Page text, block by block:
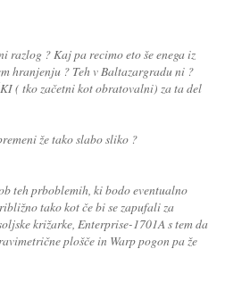
razlog ? Kaj pa recimo eto še enega iz
hranjenju ? Teh v Baltazargradu ni ?
( tko začetni kot obratovalni) za ta del
že tako slabo sliko ?
teh prboblemih, ki bodo eventualno
tako kot če bi se zapufali za
križarke, Enterprise-1701A s tem da
plošče in Warp pogon pa že